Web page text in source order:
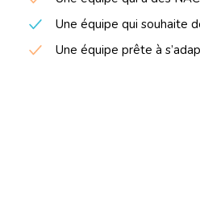
Une équipe qui souhaite
Une équipe prête à